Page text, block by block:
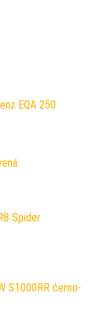
EQA 250
Spider
S1000RR černo-